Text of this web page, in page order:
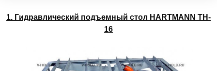
1. Гидравлический подъемный стол HARTMANN TH-
16